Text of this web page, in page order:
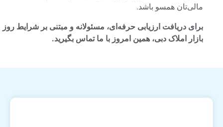
مالی‌تان همسو باشد.
برای دریافت ارزیابی حرفه‌ای، مسئولانه و مبتنی بر شرایط روز
بازار املاک دبی، همین امروز با ما تماس بگیرید.